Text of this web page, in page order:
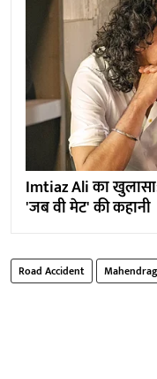
Imtiaz Ali का
'जब वी मेट' की कहानी
Road Accident